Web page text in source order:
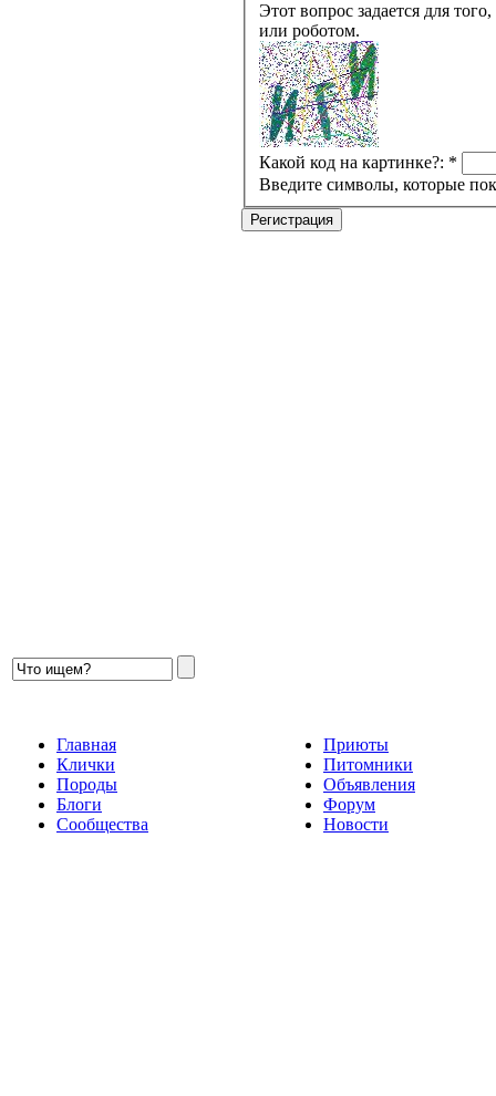
Этот вопрос задается для того,
или роботом.
Какой код на картинке?: *
Введите символы, которые
Главная
Клички
Породы
Блоги
Сообщества
Приюты
Питомники
Объявления
Форум
Новости